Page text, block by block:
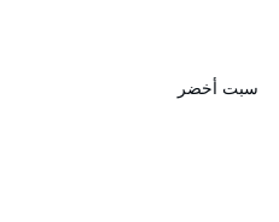
سبت أخضر